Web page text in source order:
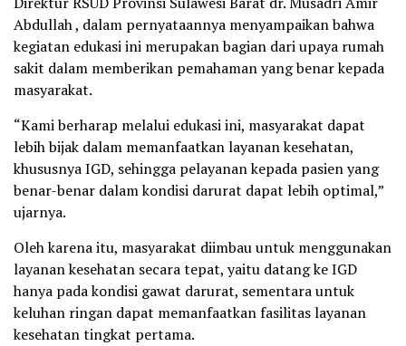
Abdullah , dalam pernyataannya menyampaikan bahwa
kegiatan edukasi ini merupakan bagian dari upaya rumah
sakit dalam memberikan pemahaman yang benar kepada
masyarakat.
“Kami berharap melalui edukasi ini, masyarakat dapat
lebih bijak dalam memanfaatkan layanan kesehatan,
khususnya IGD, sehingga pelayanan kepada pasien yang
benar-benar dalam kondisi darurat dapat lebih optimal,”
ujarnya.
Oleh karena itu, masyarakat diimbau untuk menggunakan
layanan kesehatan secara tepat, yaitu datang ke IGD
hanya pada kondisi gawat darurat, sementara untuk
keluhan ringan dapat memanfaatkan fasilitas layanan
kesehatan tingkat pertama.